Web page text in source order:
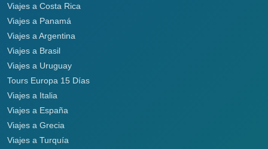
Viajes a Costa Rica
Viajes a Panamá
Viajes a Argentina
Viajes a Brasil
Viajes a Uruguay
Tours Europa 15 Días
Viajes a Italia
Viajes a España
Viajes a Grecia
Viajes a Turquía